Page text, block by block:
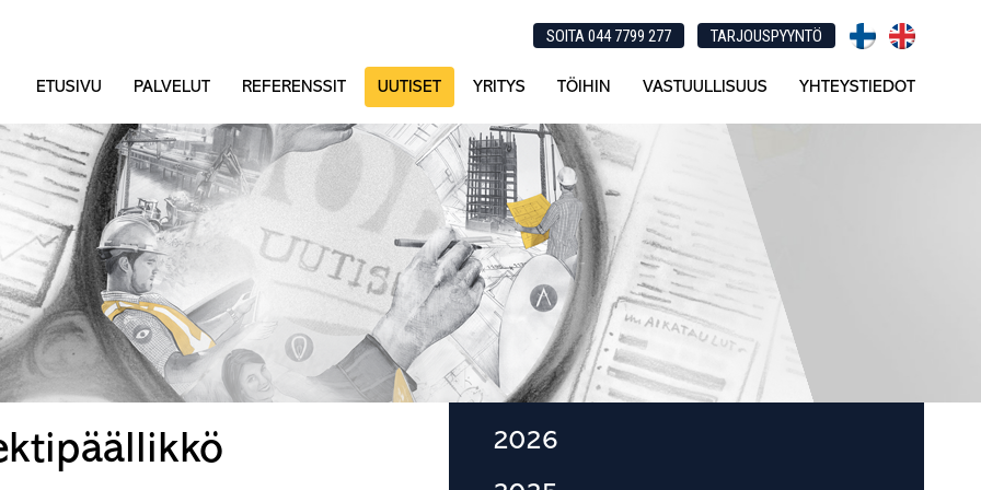
SOITA 044 7799 277 TARJOUSPYYNTÖ
ETUSIVU PALVELUT REFERENSSIT UUTISET YRITYS TÖIHIN VASTUULLISUUS YHTEYSTIEDOT
Ensisijainen
2026